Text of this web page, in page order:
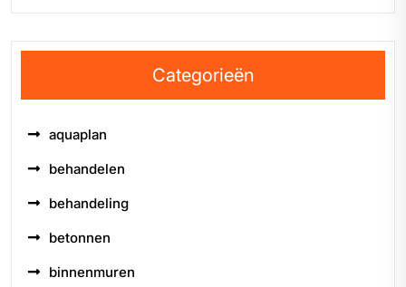
Categorieën
aquaplan
behandelen
behandeling
betonnen
binnenmuren